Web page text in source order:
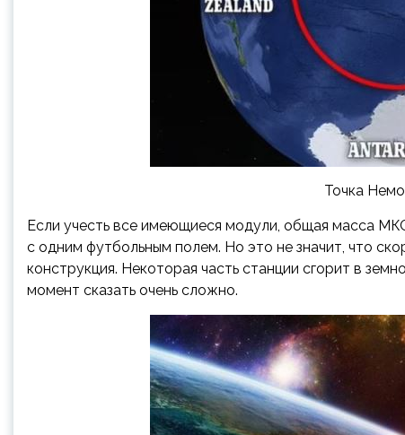
Точка
Если учесть все имеющиеся модули, общая масса
с одним футбольным полем. Но это не значит, что
конструкция. Некоторая часть станции сгорит в
момент сказать очень сложно.